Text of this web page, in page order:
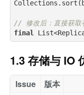
// 修改后：直接获取
final
1.3 存储与 IO
Issue 版本